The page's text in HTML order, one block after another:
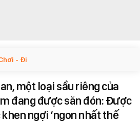
- Đi
một loại sầu riêng của
đang được săn đón: Được
ngợi ‘ngon nhất thế